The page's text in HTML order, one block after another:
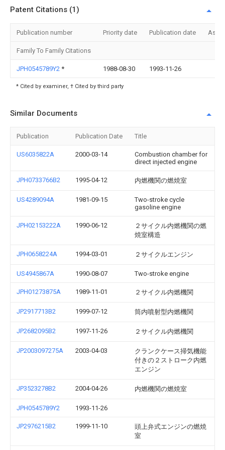
Patent Citations (1)
Publication number Priority date Publication date
Family To Family Citations
JPH0545789Y2 * 1988-08-30 1993-11-26
* Cited by examiner, † Cited by third party
Similar Documents
Publication Publication Date Title
US6035822A 2000-03-14
Combustion chamber for
direct injected engine
JPH0733766B2 1995-04-12 内燃機関の燃焼室
US4289094A 1981-09-15
Two-stroke cycle
gasoline engine
JPH02153222A 1990-06-12
２サイクル内燃機関の燃
焼室構造
JPH0658224A 1994-03-01 ２サイクルエンジン
US4945867A 1990-08-07 Two-stroke engine
JPH01273875A 1989-11-01 ２サイクル内燃機関
JP2917713B2 1999-07-12 筒内噴射型内燃機関
JP2682095B2 1997-11-26 ２サイクル内燃機関
JP2003097275A 2003-04-03
クランクケース掃気機能
付きの２ストローク内燃
エンジン
JP3523278B2 2004-04-26 内燃機関の燃焼室
JPH0545789Y2 1993-11-26
JP2976215B2 1999-11-10
頭上弁式エンジンの燃焼
室